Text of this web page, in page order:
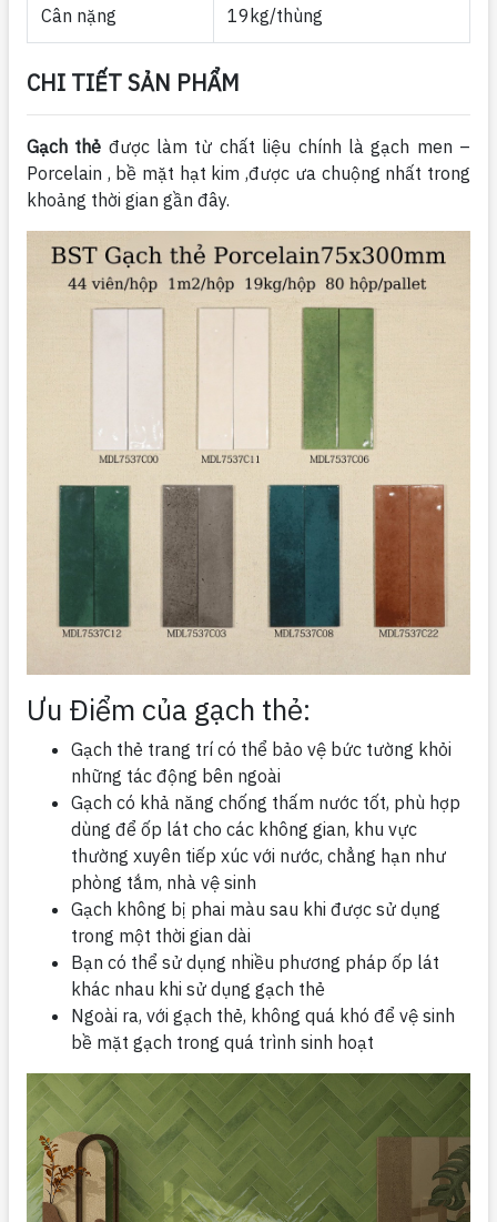
Cân nặng 19kg/thùng
CHI TIẾT SẢN PHẨM
Gạch thẻ được làm từ chất liệu chính là gạch men –
Porcelain , bề mặt hạt kim ,được ưa chuộng nhất trong
khoảng thời gian gần đây.
Ưu Điểm của gạch thẻ:
Gạch thẻ trang trí có thể bảo vệ bức tường khỏi
những tác động bên ngoài
Gạch có khả năng chống thấm nước tốt, phù hợp
dùng để ốp lát cho các không gian, khu vực
thường xuyên tiếp xúc với nước, chẳng hạn như
phòng tắm, nhà vệ sinh
Gạch không bị phai màu sau khi được sử dụng
trong một thời gian dài
Bạn có thể sử dụng nhiều phương pháp ốp lát
khác nhau khi sử dụng gạch thẻ
Ngoài ra, với gạch thẻ, không quá khó để vệ sinh
bề mặt gạch trong quá trình sinh hoạt